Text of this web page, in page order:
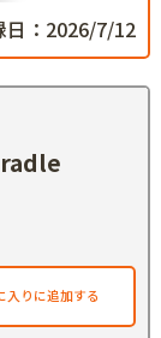
日：2026/7/12
入りに追加する